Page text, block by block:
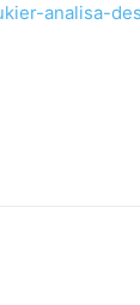
analisa-